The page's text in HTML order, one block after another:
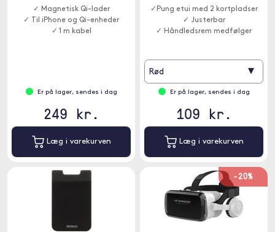
✓ Magnetisk Qi-lader
✓ Til iPhone og Qi-enheder
✓ 1 m kabel
Er på lager, sendes i dag
249 kr.
Læg i varekurven
✓Pung etui med 2 kortpladser
✓ Justerbar
✓ Håndledsrem medfølger
Rød ▾
Er på lager, sendes i dag
109 kr.
Læg i varekurven
-20%